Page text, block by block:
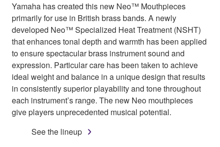
Yamaha has created this new Neo™ Mouthpieces
primarily for use in British brass bands. A newly
developed Neo™ Specialized Heat Treatment (NSHT)
that enhances tonal depth and warmth has been applied
to ensure spectacular brass instrument sound and
expression. Particular care has been taken to achieve
ideal weight and balance in a unique design that results
in consistently superior playability and tone throughout
each instrument’s range. The new Neo mouthpieces
give players unprecedented musical potential.
See the lineup